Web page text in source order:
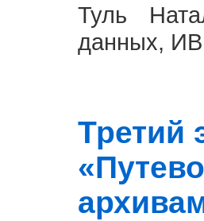
Туль
данных,
Третий